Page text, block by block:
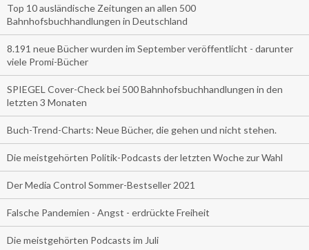
Top 10 ausländische Zeitungen an allen 500
Bahnhofsbuchhandlungen in Deutschland
8.191 neue Bücher wurden im September veröffentlicht - darunter
viele Promi-Bücher
SPIEGEL Cover-Check bei 500 Bahnhofsbuchhandlungen in den
letzten 3 Monaten
Buch-Trend-Charts: Neue Bücher, die gehen und nicht stehen.
Die meistgehörten Politik-Podcasts der letzten Woche zur Wahl
Der Media Control Sommer-Bestseller 2021
Falsche Pandemien - Angst - erdrückte Freiheit
Die meistgehörten Podcasts im Juli